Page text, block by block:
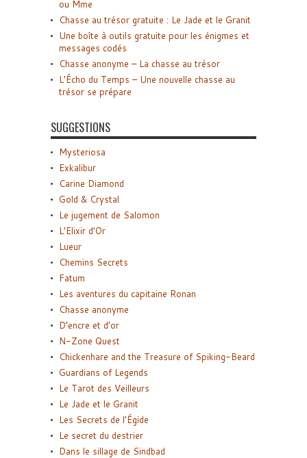
ou Mme
Chasse au trésor gratuite : Le Jade et le Granit
Une boîte à outils gratuite pour les énigmes et
messages codés
Chasse anonyme – La chasse au trésor
L’Écho du Temps – Une nouvelle chasse au
trésor se prépare
SUGGESTIONS
Mysteriosa
Exkalibur
Carine Diamond
Gold & Crystal
Le jugement de Salomon
L’Elixir d’Or
Lueur
Chemins Secrets
Fatum
Les aventures du capitaine Ronan
Chasse anonyme
D’encre et d’or
N-Zone Quest
Chickenhare and the Treasure of Spiking-Beard
Guardians of Legends
Le Tarot des Veilleurs
Le Jade et le Granit
Les Secrets de l’Égide
Le secret du destrier
Dans le sillage de Sindbad